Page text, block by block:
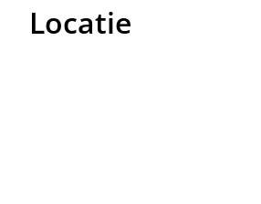
Locatie